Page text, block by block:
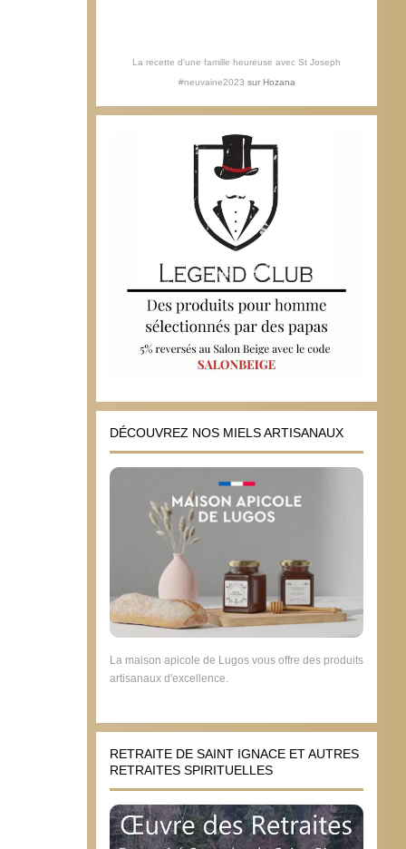
La recette d'une famille heureuse avec St Joseph
#neuvaine2023 sur Hozana
DÉCOUVREZ NOS MIELS ARTISANAUX
La maison apicole de Lugos vous offre des produits
artisanaux d'excellence.
RETRAITE DE SAINT IGNACE ET AUTRES
RETRAITES SPIRITUELLES